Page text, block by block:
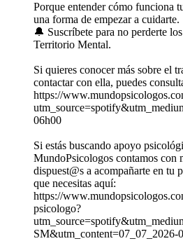
Porque entender cómo funciona
una forma de empezar a cuidarte.
🔔 Suscríbete para no perderte
Territorio Mental.
Si quieres conocer más sobre el
contactar con ella, puedes
https://
06h00
Si estás buscando apoyo
MundoPsicologos contamos con
dispuest@s a acompañarte en tu
que necesitas aquí:
https://
psicologo?
SM&utm_content=07_07_2026-